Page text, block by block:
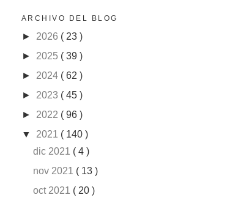
ARCHIVO DEL BLOG
► 2026 ( 23 )
► 2025 ( 39 )
► 2024 ( 62 )
► 2023 ( 45 )
► 2022 ( 96 )
▼ 2021 ( 140 )
dic 2021 ( 4 )
nov 2021 ( 13 )
oct 2021 ( 20 )